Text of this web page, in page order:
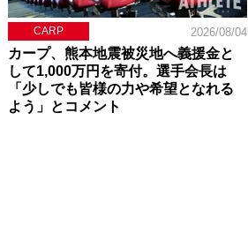
CARP 2026/08/04
カープ、熊本地震被災地へ義援金と
して1,000万円を寄付。選手会長は
「少しでも皆様の力や希望となれる
よう」とコメント